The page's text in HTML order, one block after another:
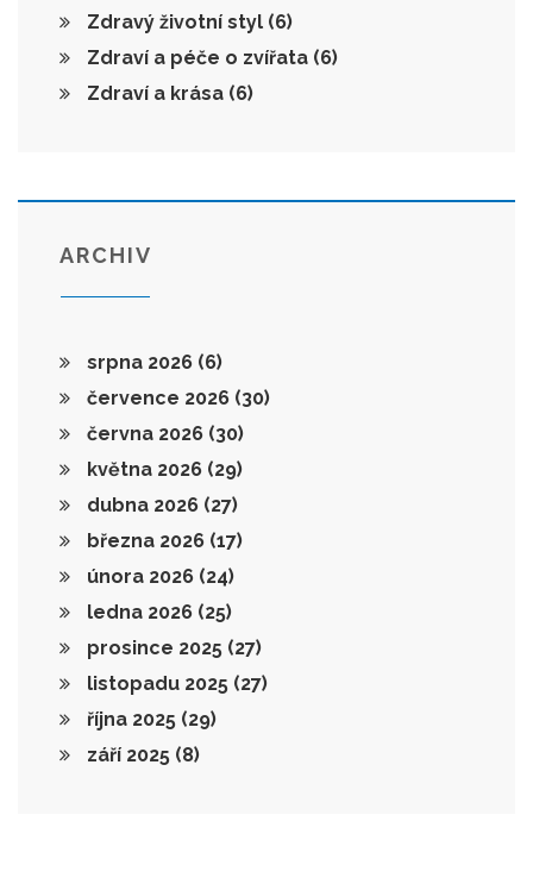
Zdravý životní styl (6)
Zdraví a péče o zvířata (6)
Zdraví a krása (6)
ARCHIV
srpna 2026 (6)
července 2026 (30)
června 2026 (30)
května 2026 (29)
dubna 2026 (27)
března 2026 (17)
února 2026 (24)
ledna 2026 (25)
prosince 2025 (27)
listopadu 2025 (27)
října 2025 (29)
září 2025 (8)